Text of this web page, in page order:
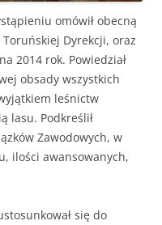
omówił obecną
Dyrekcji, oraz
2014 rok. Powiedział
obsady wszystkich
leśnictw
lasu. Podkreślił
Zawodowych, w
ilości awansowanych,
się do